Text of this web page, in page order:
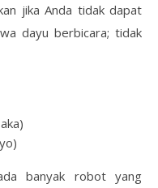
jika Anda tidak dapat
dayu berbicara; tidak
banyak robot yang